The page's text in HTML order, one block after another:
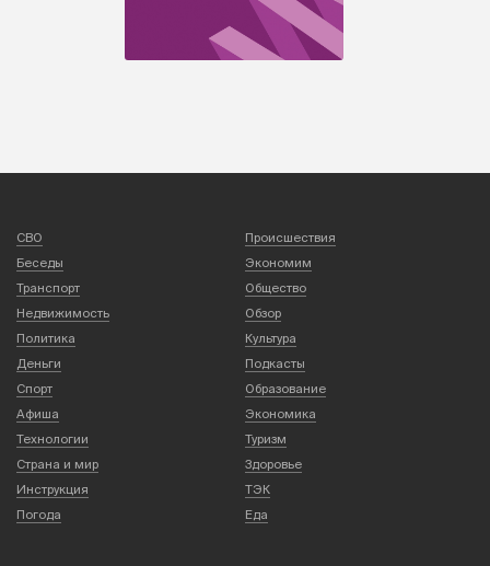
СВО
Происшествия
Беседы
Экономим
Транспорт
Общество
Недвижимость
Обзор
Политика
Культура
Деньги
Подкасты
Спорт
Образование
Афиша
Экономика
Технологии
Туризм
Страна и мир
Здоровье
Инструкция
ТЭК
Погода
Еда